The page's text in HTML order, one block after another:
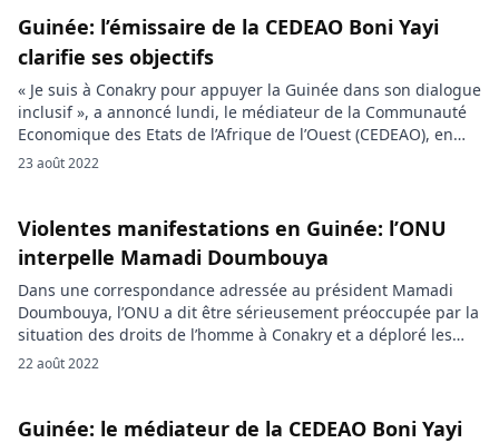
Guinée: l’émissaire de la CEDEAO Boni Yayi
clarifie ses objectifs
« Je suis à Conakry pour appuyer la Guinée dans son dialogue
inclusif », a annoncé lundi, le médiateur de la Communauté
Economique des Etats de l’Afrique de l’Ouest (CEDEAO), en
Guinée, Boni Yayi. En tête d’une délégation ouest-africaine,
[…]
23 août 2022
Violentes manifestations en Guinée: l’ONU
interpelle Mamadi Doumbouya
Dans une correspondance adressée au président Mamadi
Doumbouya, l’ONU a dit être sérieusement préoccupée par la
situation des droits de l’homme à Conakry et a déploré les
morts enregistrés lors des violentes manifestations qui ont
22 août 2022
Guinée: le médiateur de la CEDEAO Boni Yayi